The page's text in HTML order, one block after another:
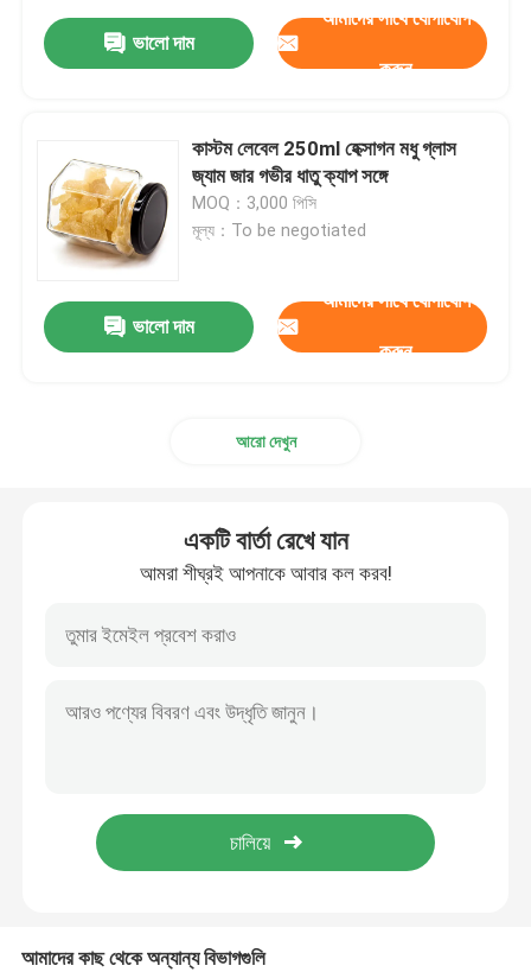
ভালো দাম
আমাদের সাথে যোগাযোগ
করুন
কাস্টম লেবেল 250ml হেক্সাগন মধু গ্লাস
জ্যাম জার গভীর ধাতু ক্যাপ সঙ্গে
MOQ：3,000 পিসি
মূল্য：To be negotiated
ভালো দাম
আমাদের সাথে যোগাযোগ
করুন
আরো দেখুন
একটি বার্তা রেখে যান
আমরা শীঘ্রই আপনাকে আবার কল করব!
আমাদের কাছ থেকে অন্যান্য বিভাগগুলি